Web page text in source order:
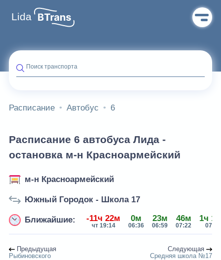
Lida
Поиск транспорта
Расписание Автобус 6
Расписание 6 автобуса Лида -
остановка м-н Красноармейский
м-н Красноармейский
Южный Городок - Школа 17
Ближайшие: -11ч 22м
чт 19:14
0м
06:36
23м
06:59
46м
07:22
1ч
07:46
Предыдущая
Рыбиновского
Следующая
Средняя школа №17